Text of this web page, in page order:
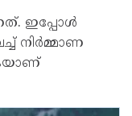
ഇപ്പോള്‍
നിര്‍മ്മാണ